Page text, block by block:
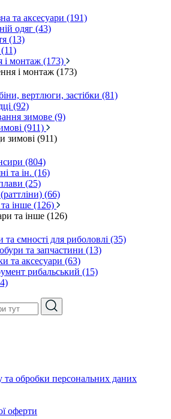
та аксесуари (191)
одяг (43)
(13)
монтаж (173)
і монтаж (173)
вертлюги, застібки (81)
(92)
зимове (9)
(911)
зимові (911)
(804)
та ін. (16)
(25)
(66)
інше (126)
та інше (126)
та ємності для риболовлі (35)
та запчастини (13)
та аксесуари (63)
рибальський (15)
та обробки персональних даних
оферти